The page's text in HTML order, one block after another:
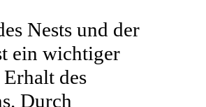
Nests und der
ein wichtiger
des
Durch